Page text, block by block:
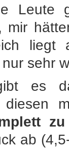
Leute
mir
liegt
sehr
es
zu
ab